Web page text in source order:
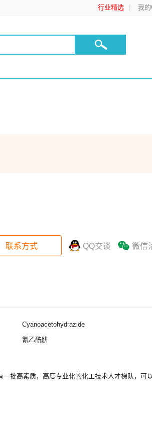
行业精选 我
QQ交谈 微信
Cyanoacetohydrazide
氰乙酰肼
批高素质，高度专业化的化工技术人才梯队，可